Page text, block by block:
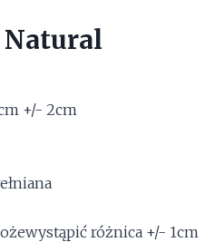
Natural
+/- 2cm
różnica +/- 1cm